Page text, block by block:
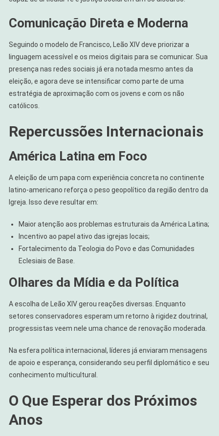
Comunicação Direta e Moderna
Seguindo o modelo de Francisco, Leão XIV deve priorizar a
linguagem acessível e os meios digitais para se comunicar. Sua
presença nas redes sociais já era notada mesmo antes da
eleição, e agora deve se intensificar como parte de uma
estratégia de aproximação com os jovens e com os não
católicos.
Repercussões Internacionais
América Latina em Foco
A eleição de um papa com experiência concreta no continente
latino-americano reforça o peso geopolítico da região dentro da
Igreja. Isso deve resultar em:
Maior atenção aos problemas estruturais da América Latina;
Incentivo ao papel ativo das igrejas locais;
Fortalecimento da Teologia do Povo e das Comunidades
Eclesiais de Base.
Olhares da Mídia e da Política
A escolha de Leão XIV gerou reações diversas. Enquanto
setores conservadores esperam um retorno à rigidez doutrinal,
progressistas veem nele uma chance de renovação moderada.
Na esfera política internacional, líderes já enviaram mensagens
de apoio e esperança, considerando seu perfil diplomático e seu
conhecimento multicultural.
O Que Esperar dos Próximos
Anos